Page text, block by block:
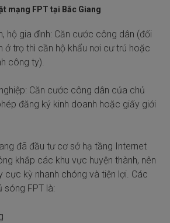
mạng FPT tại Bắc Giang
hộ gia đình: Căn cước công dân (đối
ở trọ thì cần hộ khẩu nơi cư trú hoặc
công ty).
Căn cước công dân của chủ
đăng ký kinh doanh hoặc giấy giới
đã đầu tư cơ sở hạ tầng Internet
khắp các khu vực huyện thành, nên
cực kỳ nhanh chóng và tiện lợi. Các
sóng FPT là: